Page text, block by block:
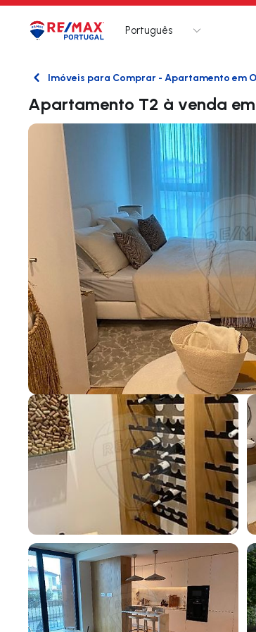
Logo Ir para página inicial
Português
VoltarImóveis para Comprar - Apartamento em
Apartamento T2 à venda